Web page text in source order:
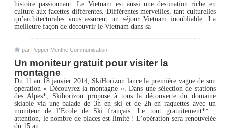
histoire passionnant. Le Vietnam est aussi une destination riche en
culture aux facettes différentes. Différentes merveilles, tant culturelles
qu’architecturales vous assurent un séjour Vietnam inoubliable. La
meilleure façon de découvrir le Vietnam dans sa
par Pepper Menthe Communication
Un moniteur gratuit pour visiter la
montagne
Du 11 au 18 janvier 2014, SkiHorizon lance la première vague de son
opération « Découvrez la montagne ». Dans une sélection de stations
des Alpes*, Skihorizon propose à tous la découverte du domaine
skiable via une balade de 3h en ski et de 2h en raquettes avec un
moniteur de l’Ecole de Ski français. Le tout gratuitement**…
attention, le nombre de places est limité ! L’opération sera renouvelée
du 15 au